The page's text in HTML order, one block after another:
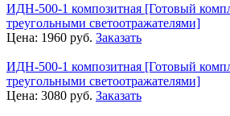
ИДН-500-1 композитная [Готовый
треугольными светоотражателями]
Цена: 1960 руб. Заказать
ИДН-500-1 композитная [Готовый
треугольными светоотражателями]
Цена: 3080 руб. Заказать